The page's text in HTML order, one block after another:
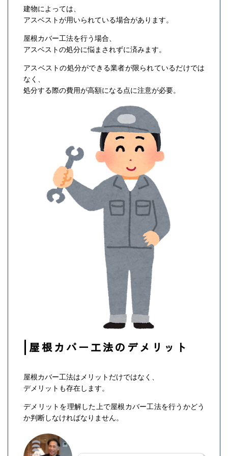
建物によっては、
アスベストが用いられている場合があります。
屋根カバー工法を行う場合、
アスベストの処分に悩まされずに済みます。
アスベストの処分ができる業者が限られているだけでは
なく、
処分する際の費用が高額になる点に注意が必要。
屋根カバー工法のデメリット
屋根カバー工法はメリットだけではなく、
デメリットも存在します。
デメリットを理解した上で屋根カバー工法を行うかどう
か判断しなければなりません。